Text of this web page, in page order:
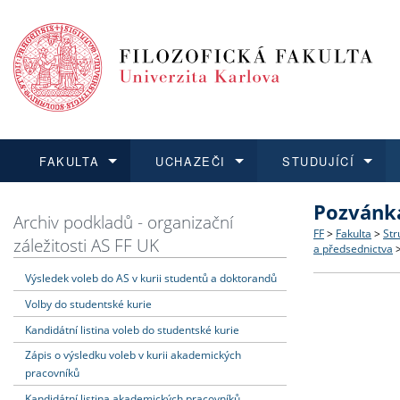
FAKULTA
Dozvědět se více
Struktura
UCHAZEČI
Podat přihlášku
Co
STUDUJÍCÍ
Dozvědět se více
Dozvědět se více
O vědě a
Dozvědět se více
Aktuální
Archiv podkladů - organizační
záležitosti AS FF UK
Výsledek voleb do AS v kurii studentů a doktorandů
Volby do studentské kurie
Kandidátní listina voleb do studentské kurie
Zápis o výsledku voleb v kurii akademických
pracovníků
FF > Fakulta >
a předsednictva